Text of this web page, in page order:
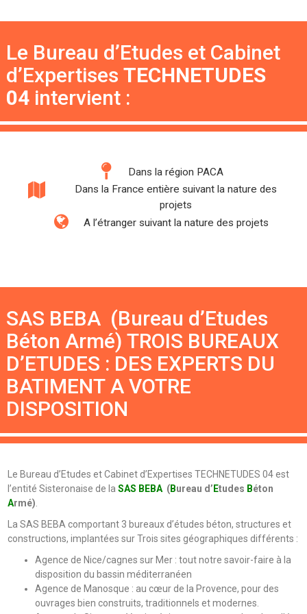
Le Bureau d’Etudes et Cabinet
d’Expertises TECHNETUDES
04 intervient :
Dans la région PACA
Dans la France entière suivant la nature des
projets
A l’étranger suivant la nature des projets
SAS BEBA (Bureau d’Etudes
Béton Armé) TROIS BUREAUX
D’ETUDES : DES EXPERTS DU
BATIMENT A VOTRE
DISPOSITION
Le Bureau d’Etudes et Cabinet d’Expertises TECHNETUDES 04 est
l’entité Sisteronaise de la SAS BEBA (Bureau d’Etudes Béton
Armé)
La SAS BEBA comportant 3 bureaux d’études béton, structures et
constructions, implantées sur Trois sites géographiques différents :
Agence de Nice/cagnes sur Mer : tout notre savoir-faire à la
disposition du bassin méditerranéen
Agence de Manosque : au cœur de la Provence, pour des
ouvrages bien construits, traditionnels et modernes.